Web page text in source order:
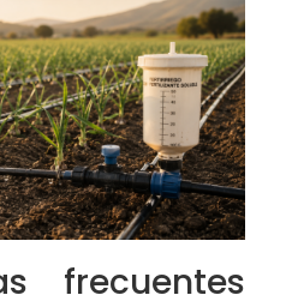
frecuentes